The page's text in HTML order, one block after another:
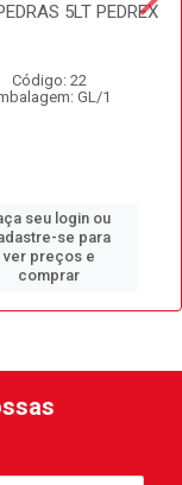
5LT PEDREX
Código: 22
GL/1
seu login ou
se para
ver preços e
comprar